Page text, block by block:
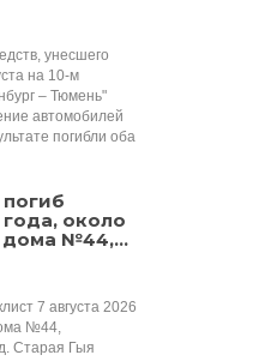
унесшего
на 10-м
– Тюмень"
автомобилей
погибли оба
около
дома №44,...
7 августа 2026
№44,
Старая Гыя